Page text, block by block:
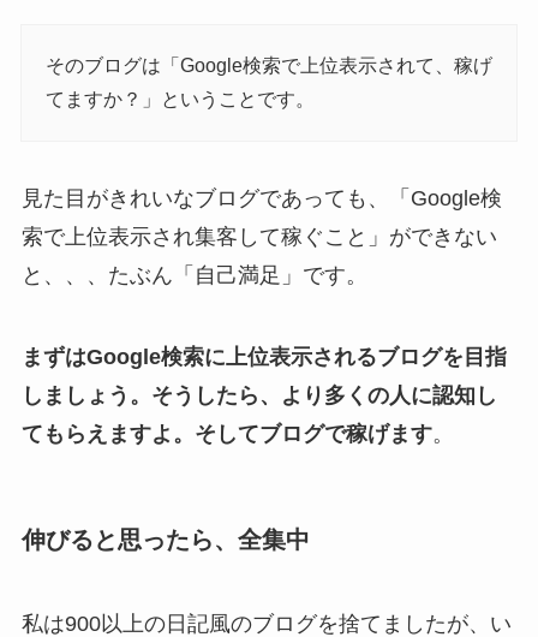
そのブログは「Google検索で上位表示されて、稼げ
てますか？」ということです。
見た目がきれいなブログであっても、「Google検
索で上位表示され集客して稼ぐこと」ができない
と、、、たぶん「自己満足」です。
まずはGoogle検索に上位表示されるブログを目指
しましょう。そうしたら、より多くの人に認知し
てもらえますよ。そしてブログで稼げます。
伸びると思ったら、全集中
私は900以上の日記風のブログを捨てましたが、い